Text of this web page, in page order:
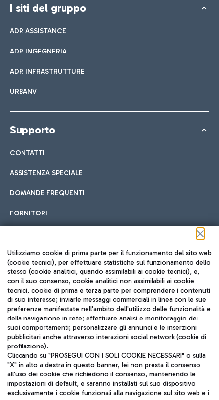
I siti del gruppo
ADR ASSISTANCE
ADR INGEGNERIA
ADR INFRASTRUTTURE
URBANV
Supporto
CONTATTI
ASSISTENZA SPECIALE
DOMANDE FREQUENTI
FORNITORI
Seguici sui social
TRAVEL JOURNAL
ITA
Utilizziamo cookie di prima parte per il funzionamento del sito web
(cookie tecnici), per effettuare statistiche sul funzionamento dello
stesso (cookie analitici, quando assimilabili ai cookie tecnici), e,
con il suo consenso, cookie analitici non assimilabili ai cookie
tecnici, cookie di prima e terza parte per comprendere i contenuti
di suo interesse; inviarle messaggi commerciali in linea con le sue
preferenze manifestate nell'ambito dell'utilizzo delle funzionalità e
della navigazione in rete; effettuare analisi e monitoraggio dei
suoi comportamenti; personalizzare gli annunci e le inserzioni
pubblicitari anche attraverso interazioni social network (cookie di
profilazione).
Cliccando su "PROSEGUI CON I SOLI COOKIE NECESSARI" o sulla
"X" in alto a destra in questo banner, lei non presta il consenso
all'uso dei cookie che richiedono il consenso, mantenendo le
impostazioni di default, e saranno installati sul suo dispositivo
esclusivamente i cookie funzionali alla navigazione sul sito web e i